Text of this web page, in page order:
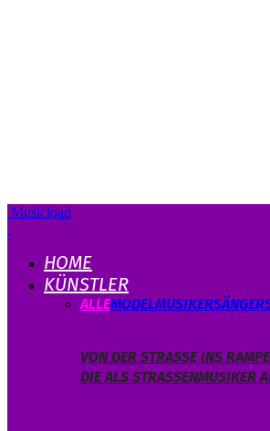
Musicload
HOME
KÜNSTLER
ALLEMODELMUSIKERSÄNGER
VON DER STRASSE INS
IE ALS STRASSENMUSIKER